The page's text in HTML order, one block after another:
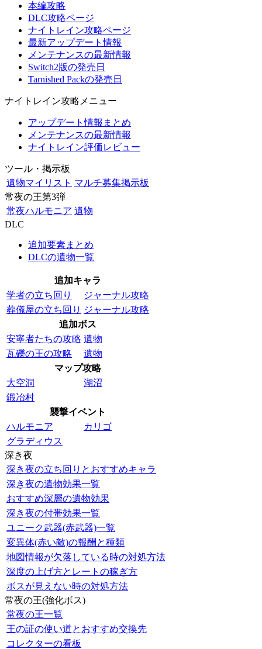
本編攻略
DLC攻略ページ
ナイトレイン攻略ページ
最新アップデート情報
メンテナンスの最新情報
Switch2版の発売日
Tarnished Packの発売日
ナイトレイン攻略メニュー
アップデート情報まとめ
メンテナンスの最新情報
ナイトレイン評価レビュー
ツール・掲示板
遺物マイリスト マルチ募集掲示板
常夜の王第3弾
常夜ハルモニア 遺物
DLC
追加要素まとめ
DLCの遺物一覧
追加キャラ
学者の立ち回り
ジャーナル攻略
葬儀屋の立ち回り ジャーナル攻略
追加ボス
安寧者たちの攻略 遺物
瓦礫の王の攻略
遺物
マップ攻略
大空洞
湖沼
鍛冶村
襲撃イベント
ハルモニア
カリゴ
グラディウス
深き夜
深き夜の立ち回りとおすすめキャラ
深き夜の遺物効果一覧
おすすめ深層の遺物効果
深き夜の付帯効果一覧
ユニーク武器(赤武器)一覧
変異体(赤い敵)の報酬と種類
地図情報が欠落している時の対処方法
深度の上げ方とレートの稼ぎ方
ボスが見えない時の対処方法
常夜の王(強化ボス)
常夜の王一覧
王の証の使い道とおすすめ交換先
コレクターの看板